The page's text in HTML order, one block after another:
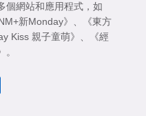
個網站和應用程式，如
NM+新Monday》
《東方
Kiss 親子童萌》
《經
。